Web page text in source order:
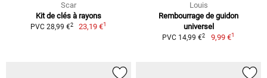
Scar
Kit de clés à rayons
PVC 28,99 €2 23,19 €1
Louis
Rembourrage de guidon
universel
PVC 14,99 €2 9,99 €1